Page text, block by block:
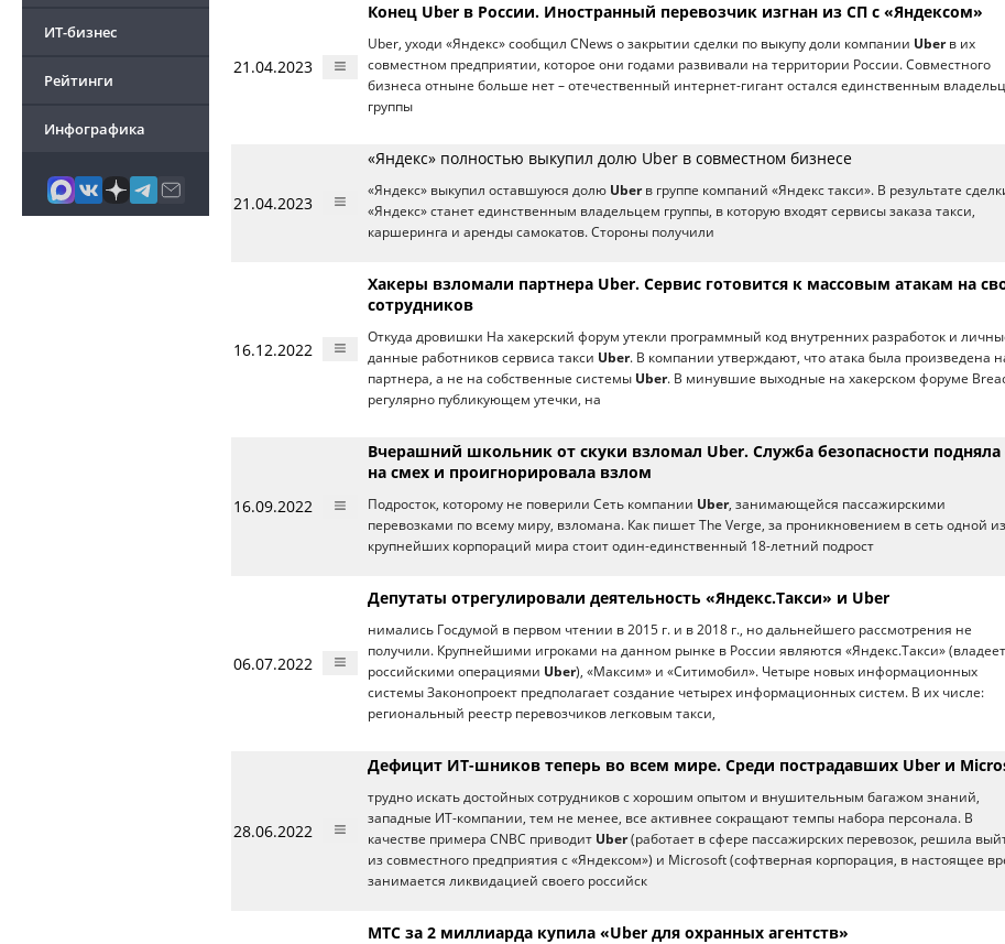
ИТ-бизнес
Рейтинги
Инфографика
21.04.2023
Конец Uber в России. Иностранный перевозчик изгнан из СП с «Яндексом»
Uber, уходи «Яндекс» сообщил CNews о закрытии сделки по выкупу доли компании Uberв их
совместном предприятии, которое они годами развивали на территории России. Совместного
бизнеса отныне больше нет – отечественный интернет-гигант остался единственным
группы
21.04.2023
«Яндекс» полностью выкупил долю Uber в совместном бизнесе
«Яндекс» выкупил оставшуюся долю Uberв группе компаний «Яндекс такси». В результате
«Яндекс» станет единственным владельцем группы, в которую входят сервисы заказа такси,
каршеринга и аренды самокатов. Стороны получили
16.12.2022
Хакеры взломали партнера Uber. Сервис готовится к массовым атакам на
сотрудников
Откуда дровишки На хакерский форум утекли программный код внутренних разработок и
данные работников сервиса такси Uber. В компании утверждают, что атака была произведена
партнера, а не на собственные системы Uber. В минувшие выходные на хакерском форуме
регулярно публикующем утечки, на
16.09.2022
Вчерашний школьник от скуки взломал Uber. Служба безопасности подняла
на смех и проигнорировала взлом
Подросток, которому не поверили Сеть компании Uber, занимающейся пассажирскими
перевозками по всему миру, взломана. Как пишет The Verge, за проникновением в сеть одной из
крупнейших корпораций мира стоит один-единственный 18-летний подрост
06.07.2022
Депутаты отрегулировали деятельность «Яндекс.Такси» и Uber
нимались Госдумой в первом чтении в 2015 г. и в 2018 г., но дальнейшего рассмотрения не
получили. Крупнейшими игроками на данном рынке в России являются «Яндекс.Такси» (владеет
российскими операциями Uber), «Максим» и «Ситимобил». Четыре новых информационных
системы Законопроект предполагает создание четырех информационных систем. В их числе:
региональный реестр перевозчиков легковым такси,
28.06.2022
Дефицит ИТ-шников теперь во всем мире. Среди пострадавших Uber и
трудно искать достойных сотрудников с хорошим опытом и внушительным багажом знаний,
западные ИТ-компании, тем не менее, все активнее сокращают темпы набора персонала. В
качестве примера CNBC приводит Uber(работает в сфере пассажирских перевозок, решила
из совместного предприятия с «Яндексом») и Microsoft (софтверная корпорация, в настоящее
занимается ликвидацией своего российск
МТС за 2 миллиарда купила «Uber для охранных агентств»